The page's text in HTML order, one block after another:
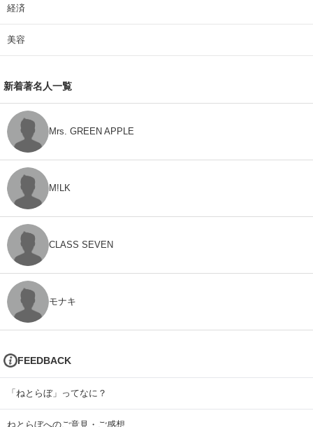
経済
美容
新着著名人一覧
Mrs. GREEN APPLE
M!LK
CLASS SEVEN
モナキ
FEEDBACK
「ねとらぼ」ってなに？
ねとらぼへのご意見・ご感想